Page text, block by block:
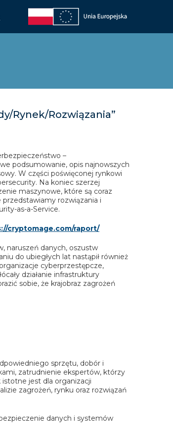
Rynek/Rozwiązania”
–
podsumowanie, opis najnowszych
W części poświęconej rynkowi
Na koniec szerzej
maszynowe, które są coraz
rozwiązania i
as-a-Service.
cryptomage.com/raport/
naruszeń danych, oszustw
do ubiegłych lat nastąpił również
cyberprzestępcze,
działanie infrastruktury
sobie, że krajobraz zagrożeń
sprzętu, dobór i
zatrudnienie ekspertów, którzy
jest dla organizacji
zagrożeń, rynku oraz rozwiązań
danych i systemów